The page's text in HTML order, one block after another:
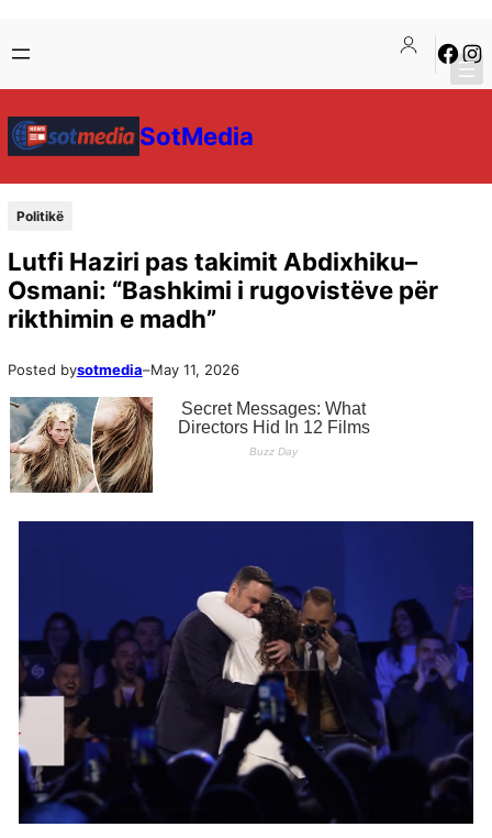
SotMedia
Politikë
Lutfi Haziri pas takimit Abdixhiku–
Osmani: “Bashkimi i rugovistëve për
rikthimin e madh”
Posted bysotmedia–May 11, 2026